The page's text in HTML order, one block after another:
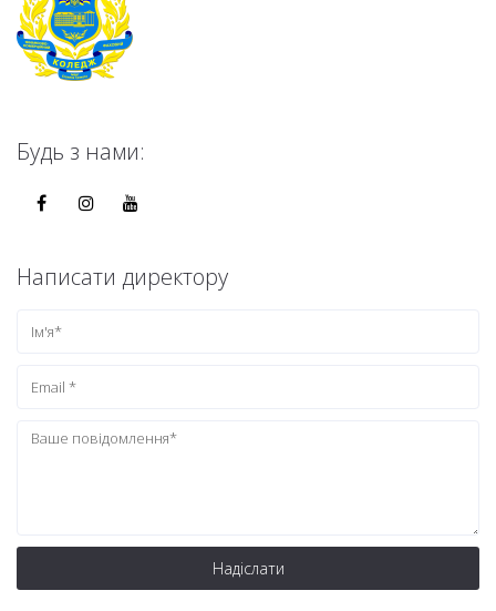
Будь з нами:
Написати директору
Надіслати